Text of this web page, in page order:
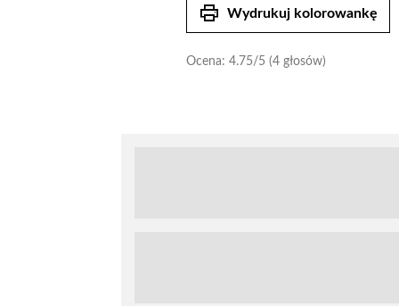
print Wydrukuj kolorowankę
Ocena: 4.75/5 (4 głosów)